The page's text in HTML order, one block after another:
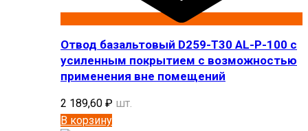
Отвод базальтовый D259-T30 AL-P-100 с
усиленным покрытием с возможностью
применения вне помещений
2 189,60 ₽ шт.
В корзину